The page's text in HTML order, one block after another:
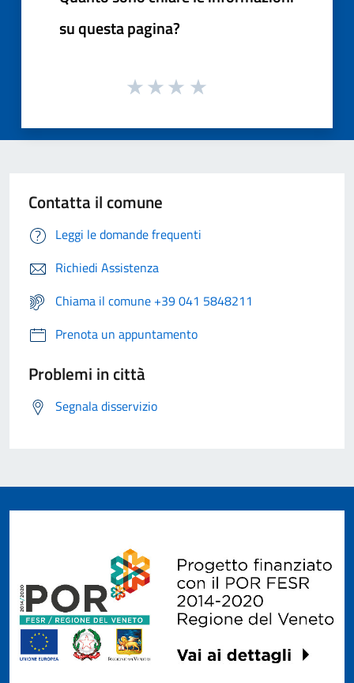
su questa pagina?
Contatta il comune
Leggi le domande frequenti
Richiedi Assistenza
Chiama il comune +39 041 5848211
Prenota un appuntamento
Problemi in città
Segnala disservizio